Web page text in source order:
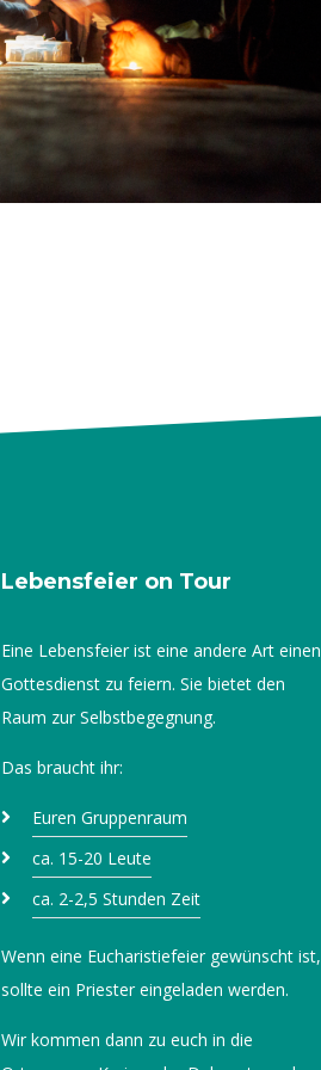
Lebensfeier on Tour
Eine Lebensfeier ist eine andere Art einen
Gottesdienst zu feiern. Sie bietet den
Raum zur Selbstbegegnung.
Das braucht ihr:
Euren Gruppenraum
ca. 15-20 Leute
ca. 2-2,5 Stunden Zeit
Wenn eine Eucharistiefeier gewünscht ist,
sollte ein Priester eingeladen werden.
Wir kommen dann zu euch in die